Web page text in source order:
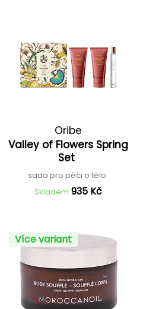
Oribe
Valley of Flowers Spring
Set
sada pro péči o tělo
Skladem 935 Kč
Více variant